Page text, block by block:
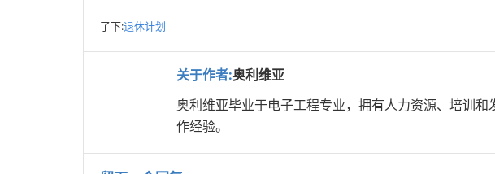
了下:退休计划
关于作者:奥利维亚
奥利维亚毕业于电子工程专业，拥有人力资源、培训
作经验。